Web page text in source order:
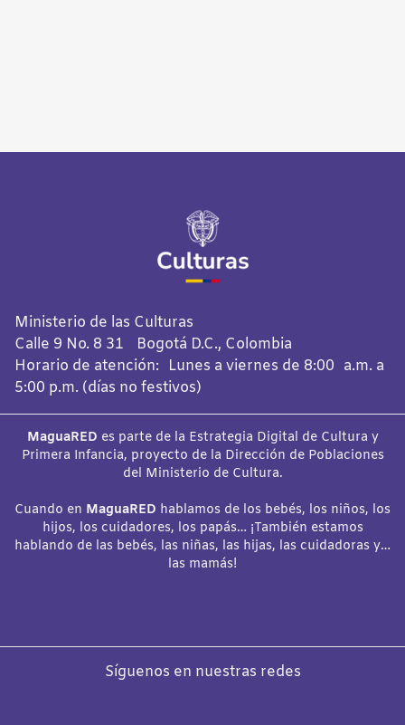
Ministerio de las Culturas
Calle 9 No. 8 31 Bogotá D.C., Colombia
Horario de atención: Lunes a viernes de 8:00 a.m. a
5:00 p.m. (días no festivos)
MaguaRED es parte de la Estrategia Digital de Cultura y
Primera Infancia, proyecto de la Dirección de Poblaciones
del Ministerio de Cultura.
Cuando en MaguaRED hablamos de los bebés, los niños, los
hijos, los cuidadores, los papás… ¡También estamos
hablando de las bebés, las niñas, las hijas, las cuidadoras y…
las mamás!
Síguenos en nuestras redes